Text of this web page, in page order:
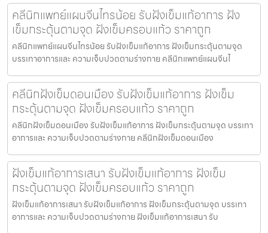
คลีนิกแพทย์แผนจีนไทรน้อย รับฝังเข็มแก้อาการ ฝัง
เข็มกระตุ้นตามจุด ฝังเข็มครอบแก้ว ราคาถูก
คลีนิกแพทย์แผนจีนไทรน้อย รับฝังเข็มแก้อาการ ฝังเข็มกระตุ้นตามจุด
บรรเทาอาการและ ความเจ็บปวดตามร่างกาย คลีนิกแพทย์แผนจีนไ
คลีนิกฝังเข็มดอนเมือง รับฝังเข็มแก้อาการ ฝังเข็ม
กระตุ้นตามจุด ฝังเข็มครอบแก้ว ราคาถูก
คลีนิกฝังเข็มดอนเมือง รับฝังเข็มแก้อาการ ฝังเข็มกระตุ้นตามจุด บรรเทา
อาการและ ความเจ็บปวดตามร่างกาย คลีนิกฝังเข็มดอนเมือง
ฝังเข็มแก้อาการเสนา รับฝังเข็มแก้อาการ ฝังเข็ม
กระตุ้นตามจุด ฝังเข็มครอบแก้ว ราคาถูก
ฝังเข็มแก้อาการเสนา รับฝังเข็มแก้อาการ ฝังเข็มกระตุ้นตามจุด บรรเทา
อาการและ ความเจ็บปวดตามร่างกาย ฝังเข็มแก้อาการเสนา รับ